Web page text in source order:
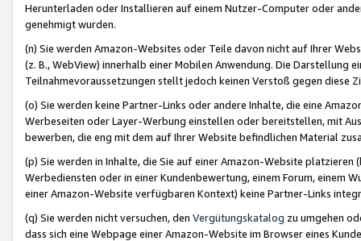
Herunterladen oder Installieren auf einem Nutzer-Computer oder
genehmigt wurden.
(n) Sie werden Amazon-Websites oder Teile davon nicht auf Ihrer
(z. B., WebView) innerhalb einer Mobilen Anwendung. Die Darstellung
Teilnahmevoraussetzungen stellt jedoch keinen Verstoß gegen diese
(o) Sie werden keine Partner-Links oder andere Inhalte, die eine
Werbeseiten oder Layer-Werbung einstellen oder bereitstellen, mit
bewerben, die eng mit dem auf Ihrer Website befindlichen Material
(p) Sie werden in Inhalte, die Sie auf einer Amazon-Website
Werbediensten oder in einer Kundenbewertung, einem Forum, einem
einer Amazon-Website verfügbaren Kontext) keine Partner-Links
(q) Sie werden nicht versuchen, den Vergütungskatalog zu umgehen
dass sich eine Webpage einer Amazon-Website im Browser eines